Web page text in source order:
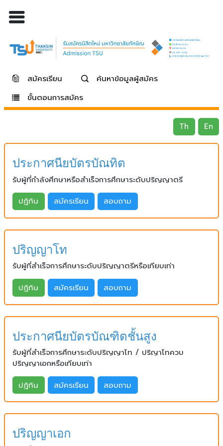
สมัครเรียน
ค้นหาข้อมูลผู้สมัคร
ขั้นตอนการสมัคร
Th En
ประกาศนียบัตรบัณทิต
รับผู้ที่กำลังศึกษาหรือสำเร็จการศึกษาระดับปริญญาตรี
ปฏิทิน
สมัครเรียน สอบถาม
ปริญญาโท
รับผู้ที่สำเร็จการศึกษาระดับปริญญาตรีหรือเทียบเท่า
ปฏิทิน
สมัครเรียน สอบถาม
ประกาศนียบัตรบัณฑิตชั้นสูง
รับผู้ที่สำเร็จการศึกษาระดับปริญญาโท / ปริญาโทควบ
ปริญญาเอกหรือเทียบเท่า
ปฏิทิน
สมัครเรียน สอบถาม
ปริญญาเอก